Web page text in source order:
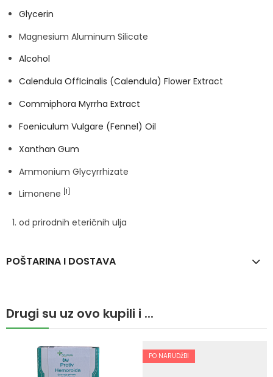
Glycerin
Magnesium Aluminum Silicate
Alcohol
Calendula OffIcinalis (Calendula) Flower Extract
Commiphora Myrrha Extract
Foeniculum Vulgare (Fennel) Oil
Xanthan Gum
Ammonium Glycyrrhizate
Limonene [1]
od prirodnih eteričnih ulja
POŠTARINA I DOSTAVA
Drugi su uz ovo kupili i ...
PO NARUDŽBI